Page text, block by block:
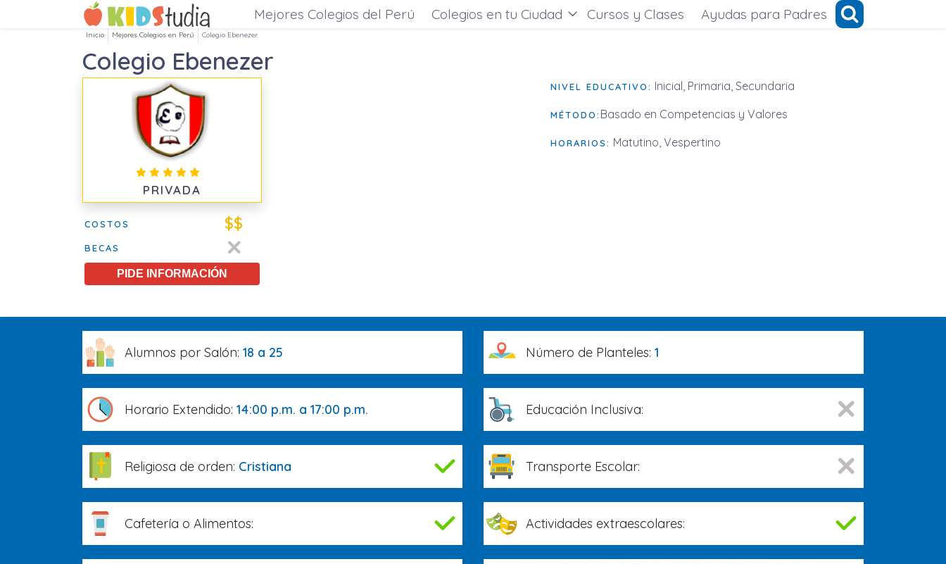
Mejores Colegios del Perú Colegios en tu Ciudad Cursos y Clases Ayudas para Padres
Inicio Mejores Colegios en Perú Colegio Ebenezer
Colegio Ebenezer
PRIVADA
COSTOS $$
BECAS
PIDE INFORMACIÓN
NIVEL EDUCATIVO: Inicial, Primaria, Secundaria
MÉTODO: Basado en Competencias y Valores
HORARIOS: Matutino, Vespertino
Alumnos por Salón: 18 a 25 Número de Planteles: 1
Horario Extendido: 14:00 p.m. a 17:00 p.m. Educación Inclusiva:
Religiosa de orden: Cristiana Transporte Escolar:
Cafetería o Alimentos: Actividades extraescolares: